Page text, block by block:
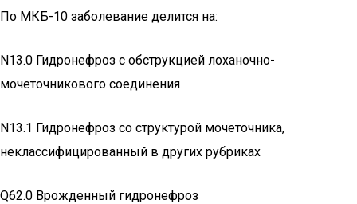
По МКБ-10 заболевание делится на:
N13.0 Гидронефроз с обструкцией лоханочно-
мочеточникового соединения
N13.1 Гидронефроз со структурой мочеточника,
неклассифицированный в других рубриках
Q62.0 Врожденный гидронефроз